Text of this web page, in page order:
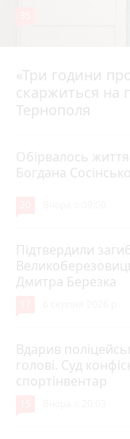
«Три години
скаржиться на
Тернополя
Вчора о 13:05
Обірвалось
Богдана
Підтвердили
Дмитра Березка
Вдарив
голові. Суд
спортінвентар